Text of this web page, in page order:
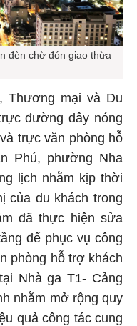
đèn chờ đón giao thừa
Thương mại và Du
đường dây nóng
trực văn phòng hỗ
Phú, phường Nha
lịch nhằm kịp thời
của du khách trong
đã thực hiện sửa
để phục vụ công
phòng hỗ trợ khách
Nhà ga T1- Cảng
nhằm mở rộng quy
quả công tác cung